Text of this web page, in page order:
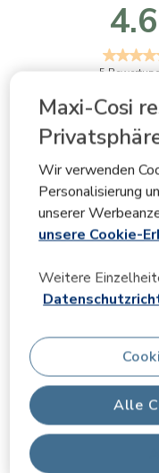
Maxi-Cosi
Wir verwenden
Personalisierung
unserer
unsere Cookie-
Weitere
Alle
Schnappschuss
Wählen Sie unten
filtern.
Sterne
4 Sterne Sterne
2 SterneSterne
1 SternSterne
4.6
5
Durchschnittliche
Qualität
Qualität, 4.4 von 5
Benutzerfreundlichkeit,